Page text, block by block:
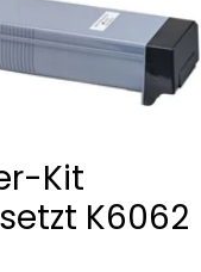
Kit
K6062